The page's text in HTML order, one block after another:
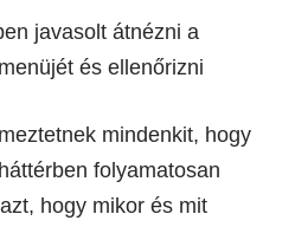
javasolt átnézni a
és ellenőrizni
mindenkit, hogy
folyamatosan
hogy mikor és mit